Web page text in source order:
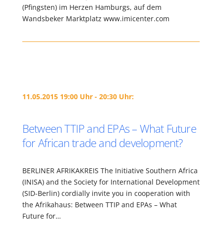
(Pfingsten) im Herzen Hamburgs, auf dem
Wandsbeker Marktplatz www.imicenter.com
11.05.2015 19:00 Uhr - 20:30 Uhr:
Between TTIP and EPAs – What Future
for African trade and development?
BERLINER AFRIKAKREIS The Initiative Southern Africa
(INISA) and the Society for International Development
(SID-Berlin) cordially invite you in cooperation with
the Afrikahaus: Between TTIP and EPAs – What
Future for…